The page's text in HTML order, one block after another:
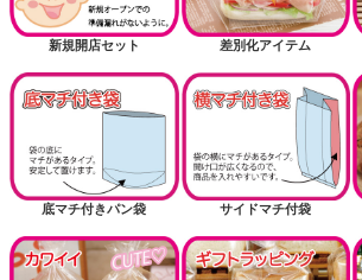
新規開店セット 差別化アイテム
底マチ付きパン袋 サイドマチ付袋